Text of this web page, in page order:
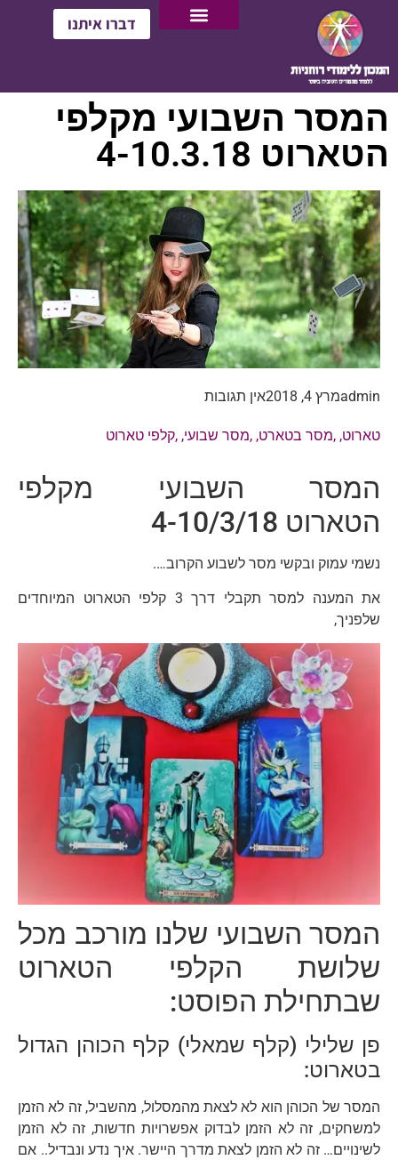
דברו איתנו
המסר השבועי מקלפי
הטארוט 4-10.3.18
adminמרץ 4, 2018 אין תגובות
טארוט, ,מסר בטארט, ,מסר שבועי, ,קלפי טארוט
המסר השבועי מקלפי
הטארוט 4-10/3/18
נשמי עמוק ובקשי מסר לשבוע הקרוב….
את המענה למסר תקבלי דרך 3 קלפי הטארוט המיוחדים
שלפניך,
המסר השבועי שלנו מורכב מכל
שלושת הקלפי הטארוט
שבתחילת הפוסט:
פן שלילי (קלף שמאלי) קלף הכוהן הגדול
בטארוט:
המסר של הכוהן הוא לא לצאת מהמסלול, מהשביל, זה לא הזמן
למשחקים, זה לא הזמן לבדוק אפשרויות חדשות, זה לא הזמן
לשינויים… זה לא הזמן לצאת מדרך היישר. איך נדע ונבדיל.. אם